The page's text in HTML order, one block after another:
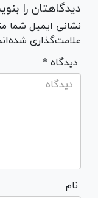
دیدگاهتان را
نشانی ایمیل شما
علامت‌گذاری
* دیدگاه
نام